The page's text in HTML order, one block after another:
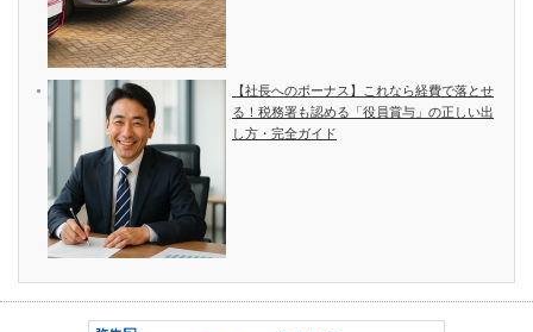
【社長へのボーナス】これなら経費で落とせ
る！税務署も認める「役員賞与」の正しい出
し方・完全ガイド